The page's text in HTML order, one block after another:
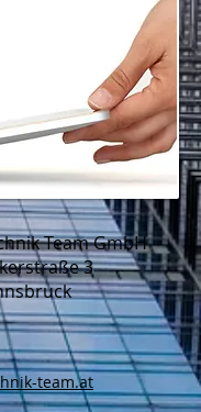
Team GmbH
3
team.at